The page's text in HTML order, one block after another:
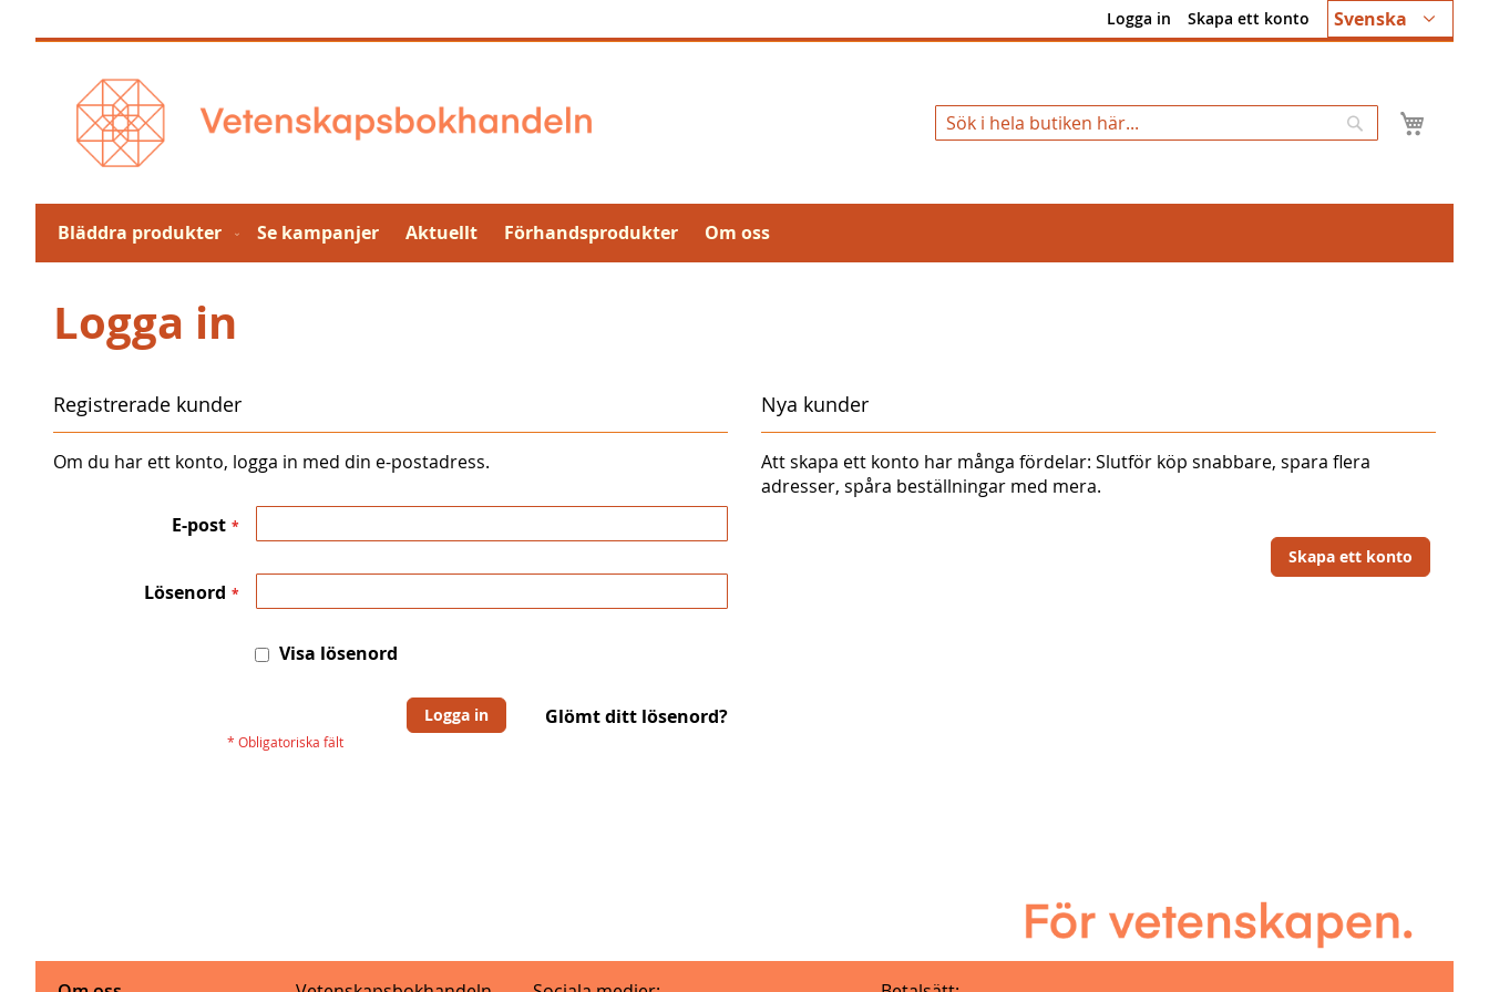
till
Språk
Svenska
Logga in Skapa ett konto
Sök
Bläddra produkter Se kampanjer Aktuellt Förhandsprodukter Om oss
Logga in
Registrerade kunder
Om du har ett konto, logga in med din e-postadress.
E-post
Lösenord
Visa lösenord
Logga in Glömt ditt lösenord?
Nya kunder
Att skapa ett konto har många fördelar: Slutför köp snabbare, spara flera
adresser, spåra beställningar med mera.
Skapa ett konto